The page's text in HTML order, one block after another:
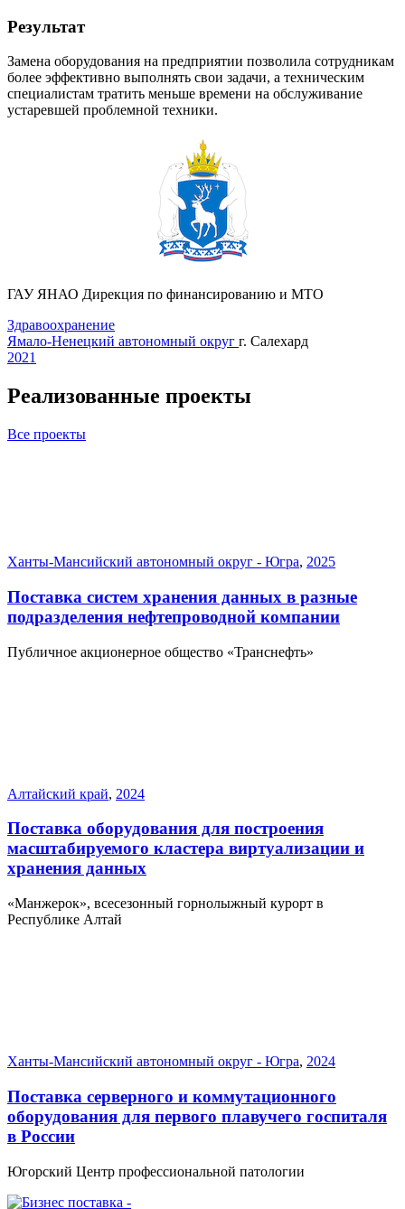
Результат
Замена оборудования на предприятии позволила сотрудникам
более эффективно выполнять свои задачи, а техническим
специалистам тратить меньше времени на обслуживание
устаревшей проблемной техники.
ГАУ ЯНАО Дирекция по финансированию и МТО
Здравоохранение
Ямало-Ненецкий автономный округ г. Салехард
2021
Реализованные проекты
Все проекты
Ханты-Мансийский автономный округ - Югра, 2025
Поставка систем хранения данных в разные
подразделения нефтепроводной компании
Публичное акционерное общество «Транснефть»
Алтайский край, 2024
Поставка оборудования для построения
масштабируемого кластера виртуализации и
хранения данных
«Манжерок», всесезонный горнолыжный курорт в
Республике Алтай
Ханты-Мансийский автономный округ - Югра, 2024
Поставка серверного и коммутационного
оборудования для первого плавучего госпиталя
в России
Югорский Центр профессиональной патологии